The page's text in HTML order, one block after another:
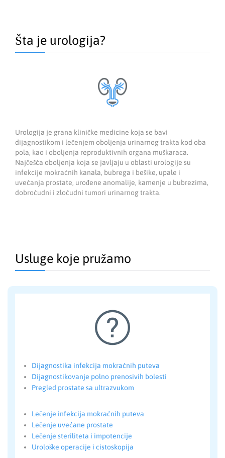
Šta je urologija?
Urologija je grana kliničke medicine koja se bavi
dijagnostikom i lečenjem oboljenja urinarnog trakta kod oba
pola, kao i oboljenja reproduktivnih organa muškaraca.
Najčešća oboljenja koja se javljaju u oblasti urologije su
infekcije mokraćnih kanala, bubrega i bešike, upale i
uvećanja prostate, urođene anomalije, kamenje u bubrezima,
dobroćudni i zloćudni tumori urinarnog trakta.
Usluge koje pružamo

Dijagnostika infekcija mokraćnih puteva
Dijagnostikovanje polno prenosivih bolesti
Pregled prostate sa ultrazvukom
Lečenje infekcija mokraćnih puteva
Lečenje uvećane prostate
Lečenje steriliteta i impotencije
Urološke operacije i cistoskopija